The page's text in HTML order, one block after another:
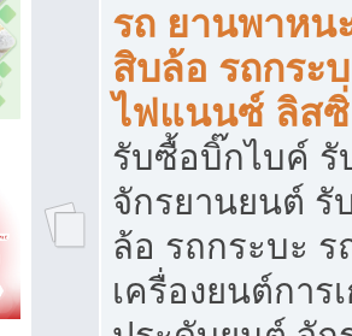
รถ ยานพาหน
สิบล้อ รถกระ
ไฟแนนซ์ ลิส
รับซื้อบิ๊กไบค์
จักรยานยนต์ รั
ล้อ รถกระบะ
เครื่องยนต์การ